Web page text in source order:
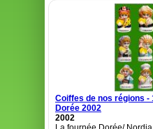
Coiffes de nos régions -
Dorée 2002
2002